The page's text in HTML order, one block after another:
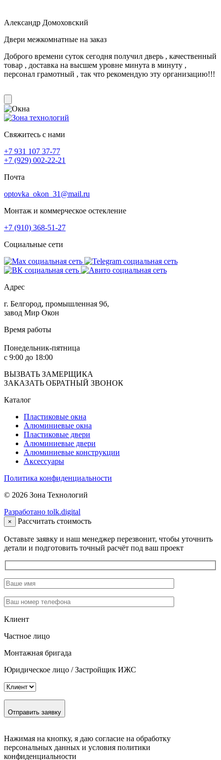
Александр Домоховский
Двери межкомнатные на заказ
Доброго времени суток сегодня получил дверь , качественный
товар , доставка на высшем уровне минута в минуту ,
персонал грамотный , так что рекомендую эту организацию!!!
Свяжитесь с нами
+7 931 107 37-77
+7 (929) 002-22-21
Почта
optovka_okon_31@mail.ru
Монтаж и коммерческое остекление
+7 (910) 368-51-27
Социальные сети
Адрес
г. Белгород, промышленная 9б,
завод Мир Окон
Время работы
Понедельник-пятница
с 9:00 до 18:00
ВЫЗВАТЬ ЗАМЕРЩИКА
ЗАКАЗАТЬ ОБРАТНЫЙ ЗВОНОК
Каталог
Пластиковые окна
Алюминиевые окна
Пластиковые двери
Алюминиевые двери
Алюминиевые конструкции
Аксессуары
Политика конфиденциальности
© 2026 Зона Технологий
Разработано tolk.digital
× Рассчитать стоимость
Оставьте заявку и наш менеджер перезвонит, чтобы уточнить
детали и подготовить точный расчёт под ваш проект
Клиент
Частное лицо
Монтажная бригада
Юридическое лицо / Застройщик ИЖС
Отправить заявку
Нажимая на кнопку, я даю согласие на обработку
персональных данных и условия политики
конфиденциальности